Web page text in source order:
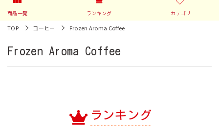
商品一覧 ランキング カテゴリ
TOP コーヒー Frozen Aroma Coffee
Frozen Aroma Coffee
ランキング